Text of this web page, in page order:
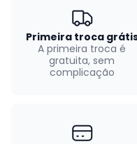
Primeira troca
A primeira troca é
gratuita, sem
complicação